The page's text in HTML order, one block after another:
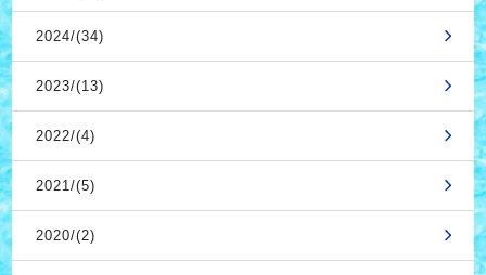
2024/(34)
2023/(13)
2022/(4)
2021/(5)
2020/(2)